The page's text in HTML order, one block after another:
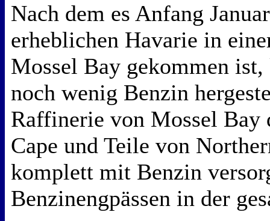
Nach dem es Anfang
erheblichen Havarie in
Mossel Bay gekommen
noch wenig Benzin
Raffinerie von Mossel Bay
Cape und Teile von
komplett mit Benzin
Benzinengpässen in der